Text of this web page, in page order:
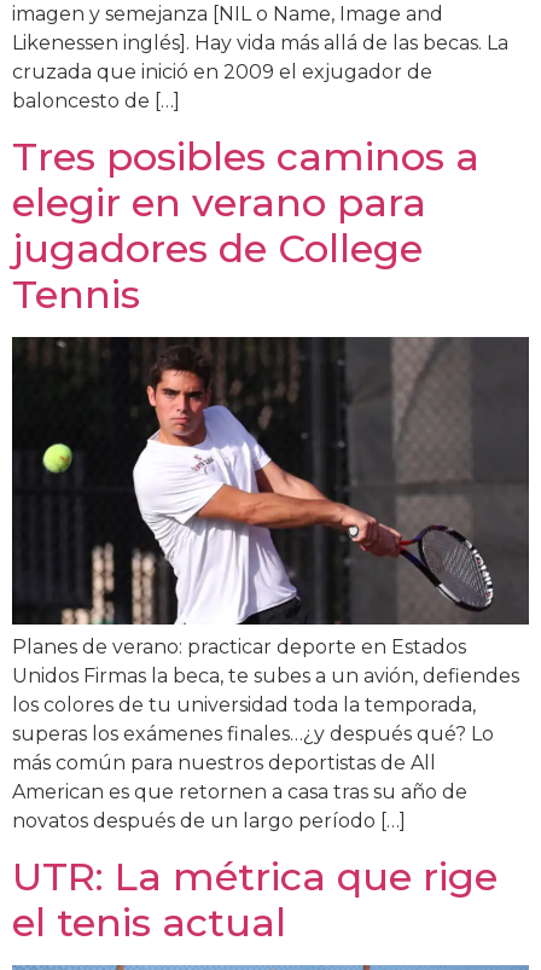
imagen y semejanza [NIL o Name, Image and
Likenessen inglés]. Hay vida más allá de las becas. La
cruzada que inició en 2009 el exjugador de
baloncesto de […]
Tres posibles caminos a
elegir en verano para
jugadores de College
Tennis
Planes de verano: practicar deporte en Estados
Unidos Firmas la beca, te subes a un avión, defiendes
los colores de tu universidad toda la temporada,
superas los exámenes finales…¿y después qué? Lo
más común para nuestros deportistas de All
American es que retornen a casa tras su año de
novatos después de un largo período […]
UTR: La métrica que rige
el tenis actual